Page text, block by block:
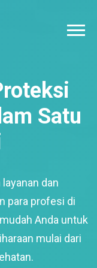
Satu
dan
para profesi di
Anda untuk
mulai dari